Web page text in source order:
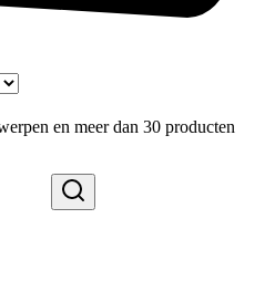
en meer dan 30 producten